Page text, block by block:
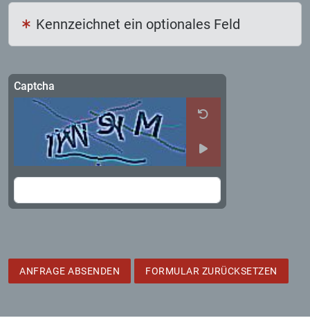
Kennzeichnet ein optionales Feld
Captcha
ANFRAGE ABSENDEN FORMULAR ZURÜCKSETZEN